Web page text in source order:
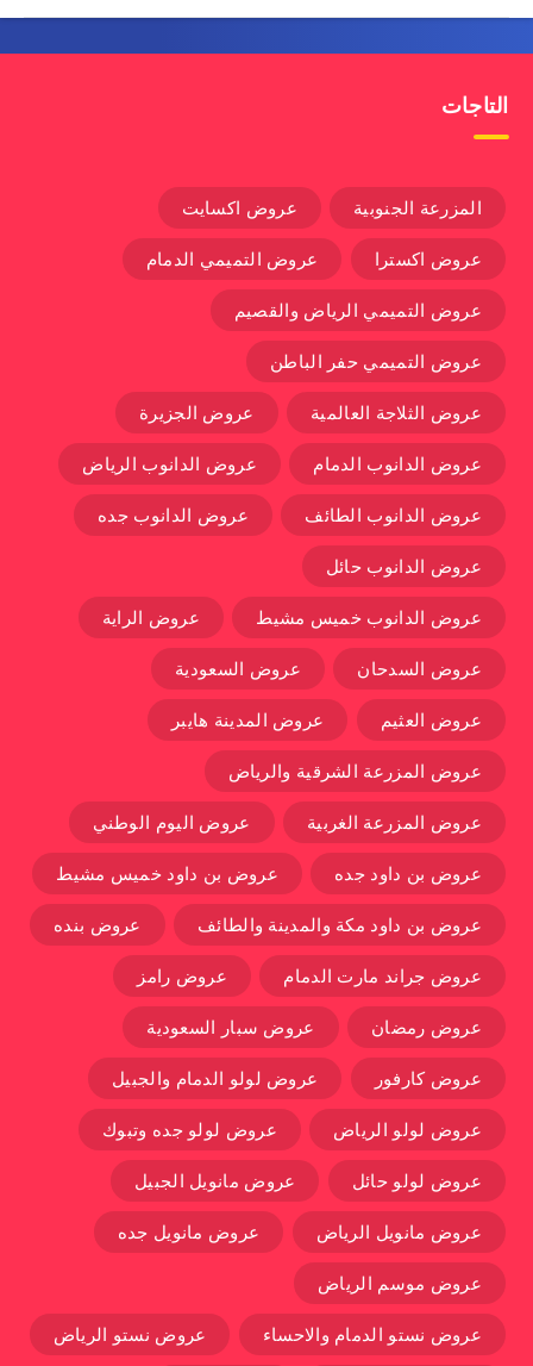
التاجات
المزرعة الجنوبية عروض اكسايت
عروض اكسترا عروض التميمي الدمام
عروض التميمي الرياض والقصيم
عروض التميمي حفر الباطن
عروض الثلاجة العالمية عروض الجزيرة
عروض الدانوب الدمام عروض الدانوب الرياض
عروض الدانوب الطائف عروض الدانوب جده
عروض الدانوب حائل
عروض الدانوب خميس مشيط عروض الراية
عروض السدحان عروض السعودية
عروض العثيم عروض المدينة هايبر
عروض المزرعة الشرقية والرياض
عروض المزرعة الغربية عروض اليوم الوطني
عروض بن داود جده عروض بن داود خميس مشيط
عروض بن داود مكة والمدينة والطائف عروض بنده
عروض جراند مارت الدمام عروض رامز
عروض رمضان عروض سبار السعودية
عروض كارفور عروض لولو الدمام والجبيل
عروض لولو الرياض عروض لولو جده وتبوك
عروض لولو حائل عروض مانويل الجبيل
عروض مانويل الرياض عروض مانويل جده
عروض موسم الرياض
عروض نستو الدمام والاحساء عروض نستو الرياض